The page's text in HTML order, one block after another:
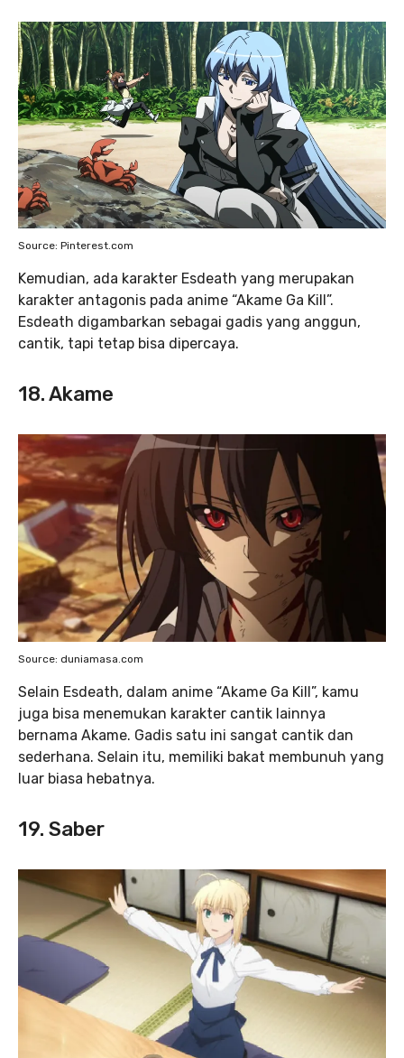
Source: Pinterest.com
Kemudian, ada karakter Esdeath yang merupakan
karakter antagonis pada anime “Akame Ga Kill”.
Esdeath digambarkan sebagai gadis yang anggun,
cantik, tapi tetap bisa dipercaya.
18. Akame
Source: duniamasa.com
Selain Esdeath, dalam anime “Akame Ga Kill”, kamu
juga bisa menemukan karakter cantik lainnya
bernama Akame. Gadis satu ini sangat cantik dan
sederhana. Selain itu, memiliki bakat membunuh yang
luar biasa hebatnya.
19. Saber